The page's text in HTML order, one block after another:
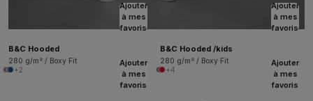
Ajouter
à mes
favoris
B&C Hooded
280 g/m² / Boxy Fit
+2
Ajouter
à mes
favoris
B&C Hooded /kids
280 g/m² / Boxy Fit
+4
Ajouter
à mes
favoris
Ajouter
à mes
favoris